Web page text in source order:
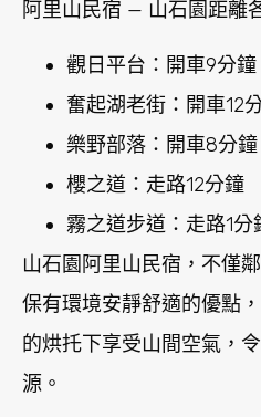
阿里山民宿 — 山石園距離
觀日平台：開車9分鐘
奮起湖老街：開車12
樂野部落：開車8分鐘
櫻之道：走路12分鐘
霧之道步道：走路1分
山石園阿里山民宿，不僅
保有環境安靜舒適的優點
的烘托下享受山間空氣，
源。